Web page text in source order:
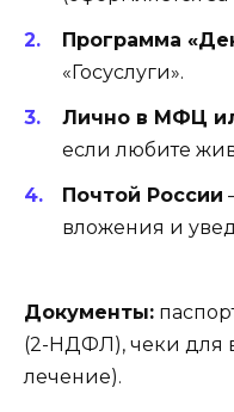
Программа
«Госуслуги».
Лично в МФЦ
если любите
Почтой России
вложения и
Документы:
(2-НДФЛ), чеки для
лечение).